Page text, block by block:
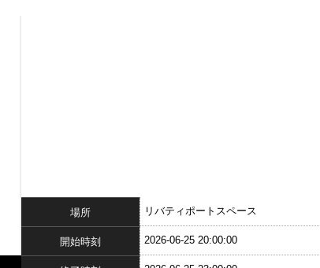
場所 リバティポートスペース
開始時刻 2026-06-25 20:00:00